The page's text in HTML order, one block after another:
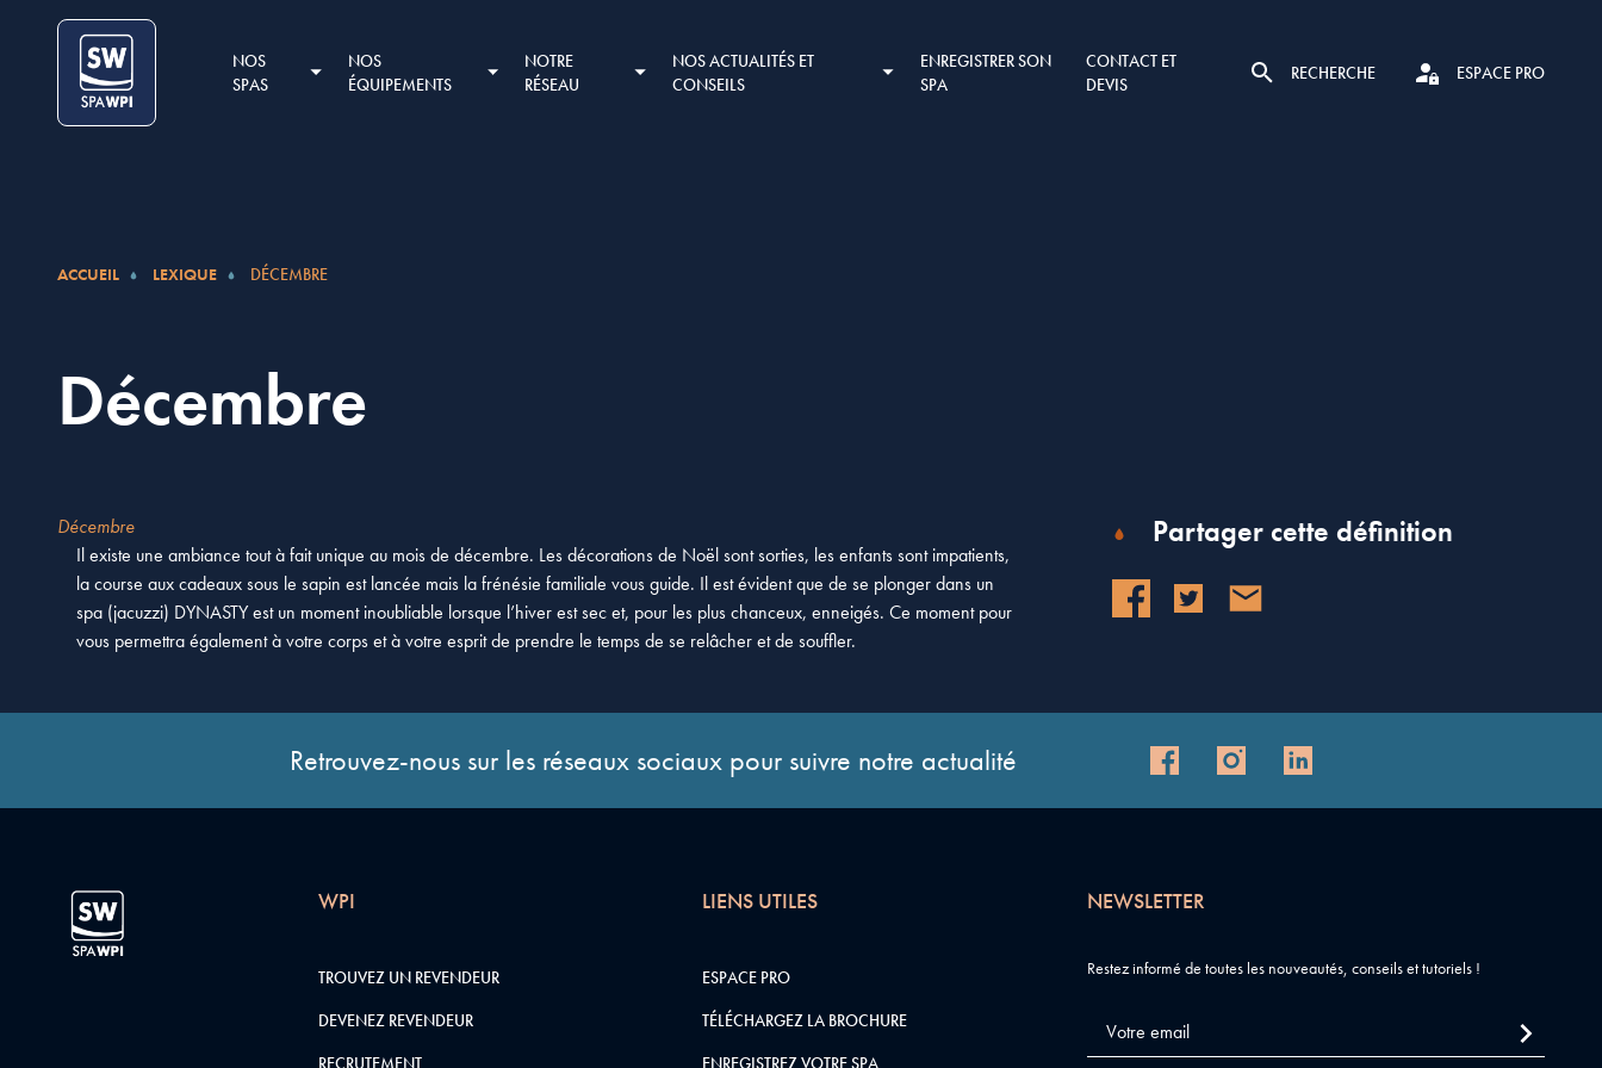
NOS
SPAS
NOS
ÉQUIPEMENTS
NOTRE
RÉSEAU
NOS ACTUALITÉS ET
CONSEILS
ENREGISTRER SON
SPA
CONTACT ET
DEVIS
RECHERCHE ESPACE PRO
ACCUEIL LEXIQUE DÉCEMBRE
Décembre
Décembre
Il existe une ambiance tout à fait unique au mois de décembre. Les décorations de Noël sont sorties, les enfants sont impatients,
la course aux cadeaux sous le sapin est lancée mais la frénésie familiale vous guide. Il est évident que de se plonger dans un
spa (jacuzzi) DYNASTY est un moment inoubliable lorsque l’hiver est sec et, pour les plus chanceux, enneigés. Ce moment pour
vous permettra également à votre corps et à votre esprit de prendre le temps de se relâcher et de souffler.
Partager cette définition
Retrouvez-nous sur les réseaux sociaux pour suivre notre actualité
WPI
TROUVEZ UN REVENDEUR
DEVENEZ REVENDEUR
RECRUTEMENT
LIENS UTILES
ESPACE PRO
TÉLÉCHARGEZ LA BROCHURE
ENREGISTREZ VOTRE SPA
NEWSLETTER
Restez informé de toutes les nouveautés, conseils et tutoriels !